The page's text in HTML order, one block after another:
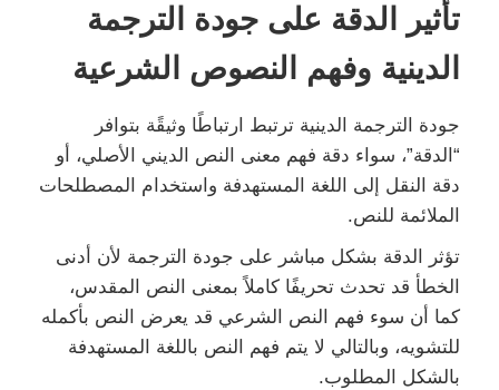
تأثير الدقة على جودة الترجمة
الدينية وفهم النصوص الشرعية
جودة الترجمة الدينية ترتبط ارتباطًا وثيقًة بتوافر
“الدقة”، سواء دقة فهم معنى النص الديني الأصلي، أو
دقة النقل إلى اللغة المستهدفة واستخدام المصطلحات
الملائمة للنص.
تؤثر الدقة بشكل مباشر على جودة الترجمة لأن أدنى
الخطأ قد تحدث تحريفًا كاملاً بمعنى النص المقدس،
كما أن سوء فهم النص الشرعي قد يعرض النص بأكمله
للتشويه، وبالتالي لا يتم فهم النص باللغة المستهدفة
بالشكل المطلوب.